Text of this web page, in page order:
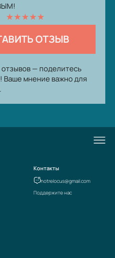
★★★★★
ОТЗЫВ
— поделитесь
Ваше мнение важно для
Контакты
notrelocus@gmail.com
Поддержите нас